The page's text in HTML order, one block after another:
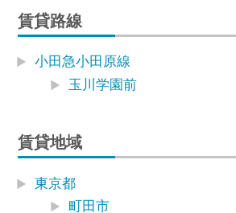
賃貸路線
小田急小田原線
玉川学園前
賃貸地域
東京都
町田市